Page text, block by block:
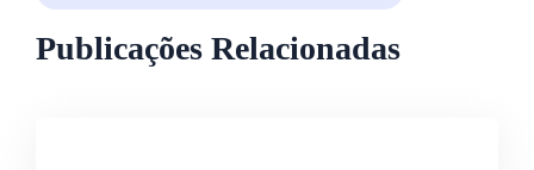
Publicações Relacionadas